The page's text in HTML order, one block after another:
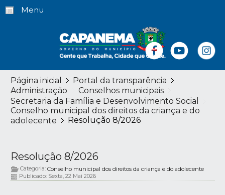
Menu
Página inicial
Portal da transparência
Administração
Conselhos municipais
Secretaria da Família e Desenvolvimento Social
Conselho municipal dos direitos da criança e do
adolecente
Resolução 8/2026
Resolução 8/2026
Categoria:Conselho municipal dos direitos da criança e do adolecente
Publicado: Sexta, 22 Mai 2026